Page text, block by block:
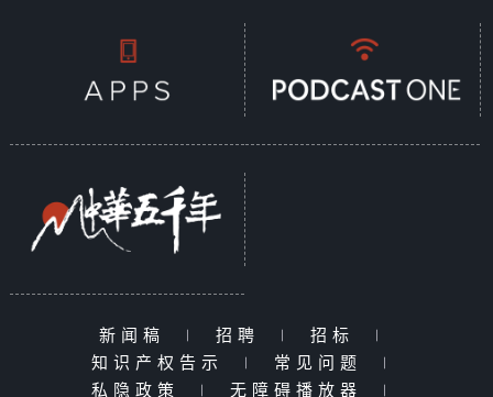
新闻稿 | 招聘 | 招标
|
知识产权告示
| 常见问题
|
私隐政策
| 无障碍播放器 |